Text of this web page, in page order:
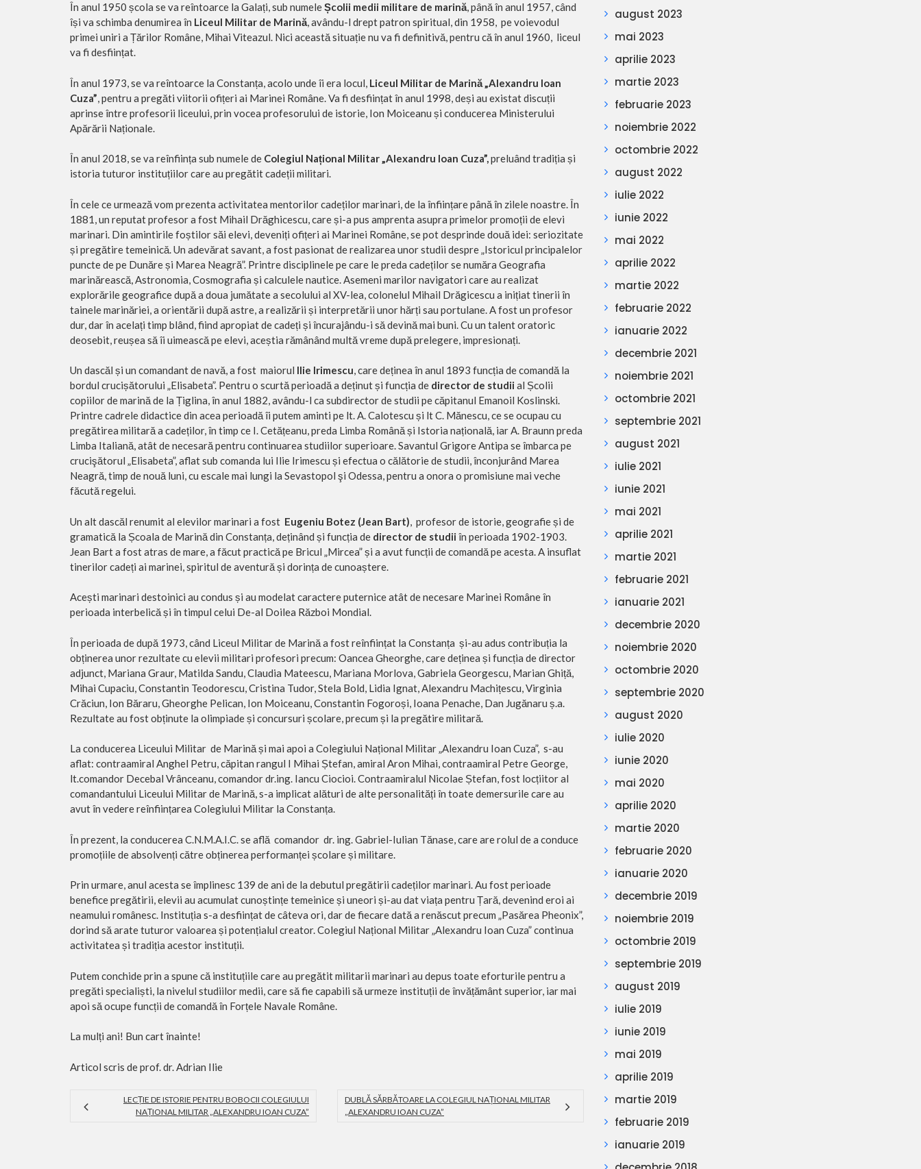
În anul 1950 școla se va reîntoarce la Galați, sub numeleȘcolii medii militare de marină, până în anul 1957, când
își va schimba denumirea în Liceul Militar de Marină, avându-l drept patron spiritual, din 1958, pe voievodul
primei uniri a Țărilor Române, Mihai Viteazul. Nici această situație nu va fi definitivă, pentru că în anul 1960, liceul
va fi desființat.
În anul 1973, se va reîntoarce la Constanța, acolo unde îi era locul, Liceul Militar de Marină „Alexandru Ioan
Cuza”, pentru a pregăti viitorii ofițeri ai Marinei Române. Va fi desființat în anul 1998, deși au existat discuții
aprinse între profesorii liceului, prin vocea profesorului de istorie, Ion Moiceanu și conducerea Ministerului
Apărării Naționale.
În anul 2018, se va reînființa sub numele de Colegiul Național Militar „Alexandru Ioan Cuza”,preluând tradiția și
istoria tuturor instituțiilor care au pregătit cadeții militari.
În cele ce urmează vom prezenta activitatea mentorilor cadeților marinari, de la înființare până în zilele noastre. În
1881, un reputat profesor a fost Mihail Drăghicescu, care și-a pus amprenta asupra primelor promoții de elevi
marinari. Din amintirile foștilor săi elevi, deveniți ofițeri ai Marinei Române, se pot desprinde două idei: seriozitate
și pregătire temeinică. Un adevărat savant, a fost pasionat de realizarea unor studii despre „Istoricul principalelor
puncte de pe Dunăre și Marea Neagră”. Printre disciplinele pe care le preda cadeților se număra Geografia
marinărească, Astronomia, Cosmografia și calculele nautice. Asemeni marilor navigatori care au realizat
explorările geografice după a doua jumătate a secolului al XV-lea, colonelul Mihail Drăgicescu a inițiat tinerii în
tainele marinăriei, a orientării după astre, a realizării și interpretării unor hărți sau portulane. A fost un profesor
dur, dar în acelați timp blând, fiind apropiat de cadeți și încurajându-i să devină mai buni. Cu un talent oratoric
deosebit, reușea să îi uimească pe elevi, aceștia rămânând multă vreme după prelegere, impresionați.
Un dascăl și un comandant de navă, a fost maiorul Ilie Irimescu, care deținea în anul 1893 funcția de comandă la
bordul crucișătorului „Elisabeta”. Pentru o scurtă perioadă a deținut și funcția de director de studii al Școlii
copiilor de marină de la Țiglina, în anul 1882, avându-l ca subdirector de studii pe căpitanul Emanoil Koslinski.
Printre cadrele didactice din acea perioadă îi putem aminti pe lt. A. Calotescu și lt C. Mănescu, ce se ocupau cu
pregătirea militară a cadeților, în timp ce I. Cetățeanu, preda Limba Română și Istoria națională, iar A. Braunn preda
Limba Italiană, atât de necesară pentru continuarea studiilor superioare. Savantul Grigore Antipa se îmbarca pe
crucişătorul „Elisabeta”, aflat sub comanda lui Ilie Irimescu și efectua o călătorie de studii, înconjurând Marea
Neagră, timp de nouă luni, cu escale mai lungi la Sevastopol şi Odessa, pentru a onora o promisiune mai veche
făcută regelui.
Un alt dascăl renumit al elevilor marinari a fost Eugeniu Botez (Jean Bart), profesor de istorie, geografie și de
gramatică la Școala de Marină din Constanța, deținând și funcția de director de studii în perioada 1902-1903.
Jean Bart a fost atras de mare, a făcut practică pe Bricul „Mircea” și a avut funcții de comandă pe acesta. A insuflat
tinerilor cadeți ai marinei, spiritul de aventură și dorința de cunoaștere.
Acești marinari destoinici au condus și au modelat caractere puternice atât de necesare Marinei Române în
perioada interbelică și în timpul celui De-al Doilea Război Mondial.
În perioada de după 1973, când Liceul Militar de Marină a fost reînființat la Constanța și-au adus contribuția la
obținerea unor rezultate cu elevii militari profesori precum: Oancea Gheorghe, care deținea și funcția de director
adjunct, Mariana Graur, Matilda Sandu, Claudia Mateescu, Mariana Morlova, Gabriela Georgescu, Marian Ghiță,
Mihai Cupaciu, Constantin Teodorescu, Cristina Tudor, Stela Bold, Lidia Ignat, Alexandru Machițescu, Virginia
Crăciun, Ion Băraru, Gheorghe Pelican, Ion Moiceanu, Constantin Fogoroși, Ioana Penache, Dan Jugănaru ș.a.
Rezultate au fost obținute la olimpiade și concursuri școlare, precum și la pregătire militară.
La conducerea Liceului Militar de Marină și mai apoi a Colegiului Național Militar „Alexandru Ioan Cuza”, s-au
aflat: contraamiral Anghel Petru, căpitan rangul I Mihai Ștefan, amiral Aron Mihai, contraamiral Petre George,
lt.comandor Decebal Vrânceanu, comandor dr.ing. Iancu Ciocioi. Contraamiralul Nicolae Ștefan, fost locțiitor al
comandantului Liceului Militar de Marină, s-a implicat alături de alte personalități în toate demersurile care au
avut în vedere reînființarea Colegiului Militar la Constanța.
În prezent, la conducerea C.N.M.A.I.C. se află comandor dr. ing. Gabriel-Iulian Tănase, care are rolul de a conduce
promoțiile de absolvenți către obținerea performanței școlare și militare.
Prin urmare, anul acesta se împlinesc 139 de ani de la debutul pregătirii cadeților marinari. Au fost perioade
benefice pregătirii, elevii au acumulat cunoștințe temeinice și uneori și-au dat viața pentru Țară, devenind eroi ai
neamului românesc. Instituția s-a desființat de câteva ori, dar de fiecare dată a renăscut precum „Pasărea Pheonix”,
dorind să arate tuturor valoarea și potențialul creator. Colegiul Național Militar „Alexandru Ioan Cuza” continua
activitatea și tradiția acestor instituții.
Putem conchide prin a spune că instituțiile care au pregătit militarii marinari au depus toate eforturile pentru a
pregăti specialiști, la nivelul studiilor medii, care să fie capabili să urmeze instituții de învățământ superior, iar mai
apoi să ocupe funcții de comandă în Forțele Navale Române.
La mulți ani! Bun cart înainte!
Articol scris de prof. dr. Adrian Ilie
LECȚIE DE ISTORIE PENTRU BOBOCII COLEGIULUI
NAȚIONAL MILITAR „ALEXANDRU IOAN CUZA”
DUBLĂ SĂRBĂTOARE LA COLEGIUL NAȚIONAL MILITAR
„ALEXANDRU IOAN CUZA”
august 2023
mai 2023
aprilie 2023
martie 2023
februarie 2023
noiembrie 2022
octombrie 2022
august 2022
iulie 2022
iunie 2022
mai 2022
aprilie 2022
martie 2022
februarie 2022
ianuarie 2022
decembrie 2021
noiembrie 2021
octombrie 2021
septembrie 2021
august 2021
iulie 2021
iunie 2021
mai 2021
aprilie 2021
martie 2021
februarie 2021
ianuarie 2021
decembrie 2020
noiembrie 2020
octombrie 2020
septembrie 2020
august 2020
iulie 2020
iunie 2020
mai 2020
aprilie 2020
martie 2020
februarie 2020
ianuarie 2020
decembrie 2019
noiembrie 2019
octombrie 2019
septembrie 2019
august 2019
iulie 2019
iunie 2019
mai 2019
aprilie 2019
martie 2019
februarie 2019
ianuarie 2019